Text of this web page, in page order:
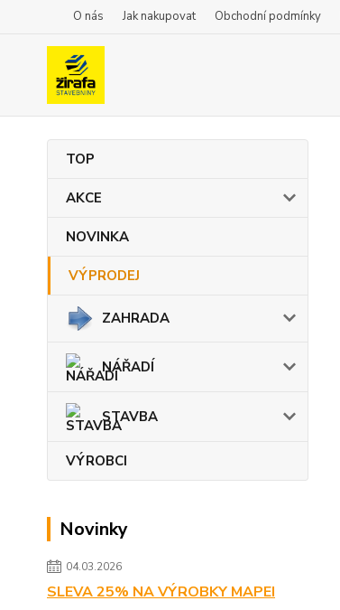
O nás Jak nakupovat Obchodní podmínky
TOP
AKCE
NOVINKA
VÝPRODEJ
ZAHRADA
NÁŘADÍ
STAVBA
VÝROBCI
Novinky
04.03.2026
SLEVA 25% NA VÝROBKY MAPEI